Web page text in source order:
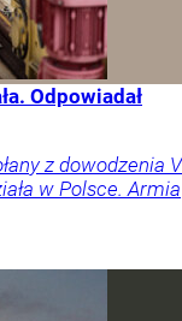
Odpowiadał
z dowodzenia V
w Polsce. Armia